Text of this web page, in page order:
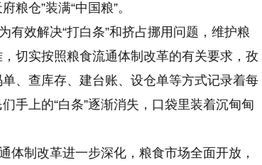
粮仓”装满“中国粮”。
有效解决“打白条”和挤占挪用问题，维护粮
切实按照粮食流通体制改革的有关要求，孜
、查库存、建台账、设仓单等方式记录着每
手上的“白条”逐渐消失，口袋里装着沉甸甸
体制改革进一步深化，粮食市场全面开放，